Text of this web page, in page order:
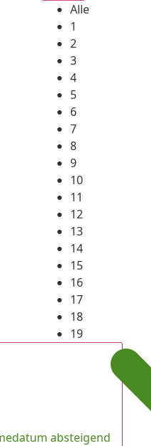
Alle
1
2
3
4
5
6
7
8
9
10
11
12
13
14
15
16
17
18
19
absteigend